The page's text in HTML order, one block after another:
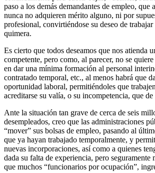
paso a los demás demandantes de empleo, que
nunca no adquieren mérito alguno, ni por
profesional, convirtiéndose su deseo de
quimera.
Es cierto que todos deseamos que nos atienda
competente, pero como, al parecer, no se
en dar una mínima formación al personal
contratado temporal, etc., al menos habrá que
oportunidad laboral, permitiéndoles que
acreditarse su valía, o su incompetencia, que de
Ante la situación tan grave de cerca de seis
desempleados, creo que las administraciones
“mover” sus bolsas de empleo, pasando al
que ya hayan trabajado temporalmente, y
nuevas incorporaciones, así como a quienes
dada su falta de experiencia, pero seguramente
que muchos “funcionarios por ocupación”,